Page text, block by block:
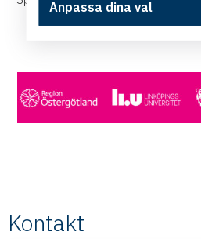
Kontakt
Anpassa dina val